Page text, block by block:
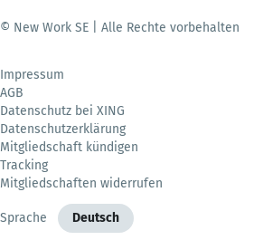
© New Work SE | Alle Rechte vorbehalten
Impressum
AGB
Datenschutz bei XING
Datenschutzerklärung
Mitgliedschaft kündigen
Tracking
Mitgliedschaften widerrufen
Sprache Deutsch